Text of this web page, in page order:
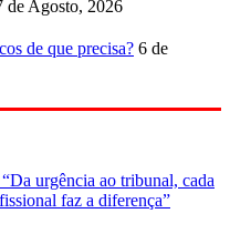
de Agosto, 2026
de que precisa? 6 de
urgência ao tribunal, cada
faz a diferença”